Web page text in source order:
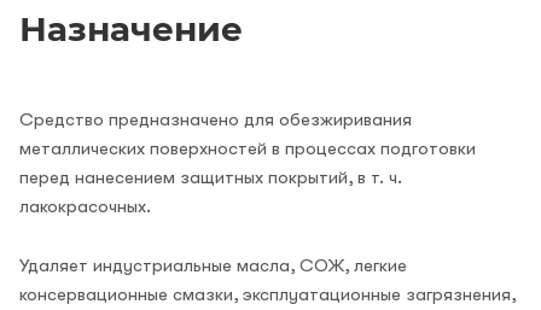
Назначение
Средство предназначено для обезжиривания
металлических поверхностей в процессах подготовки
перед нанесением защитных покрытий, в т. ч.
лакокрасочных.
Удаляет индустриальные масла, СОЖ, легкие
консервационные смазки, эксплуатационные загрязнения,